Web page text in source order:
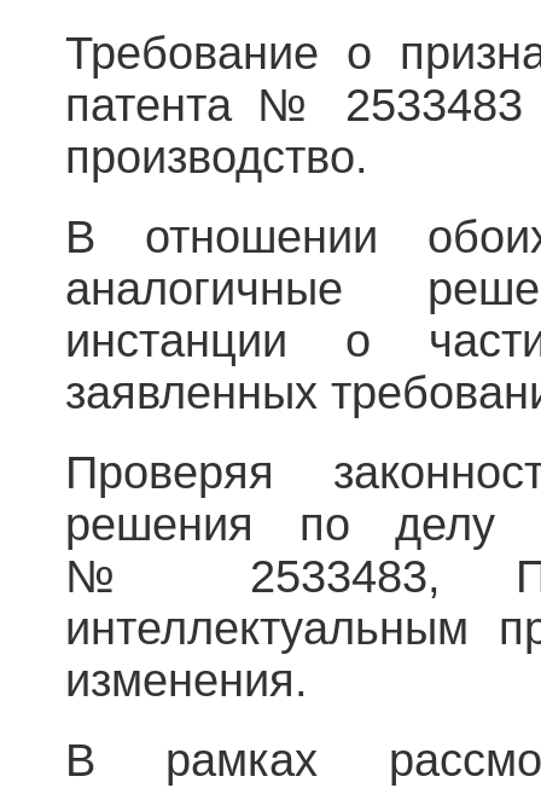
Требование о
патента № 2533483
производство.
В отношении
аналогичные
инстанции о
заявленных
Проверяя
решения по делу
№ 2533483,
интеллектуальным
изменения.
В рамках